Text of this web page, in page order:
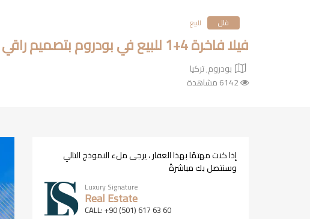
فلل للبيع
فيلا فاخرة 4+1 للبيع في بودروم بتصميم راقي وإطلالة ساحرة
بودروم٬ تركيا
إذا كنت مهتمًا بهذا العقار ، يرجى ملء النموذج التالي
وسنتصل بك مباشرةً
Luxury Signature
Real Estate
CALL: +90 (501) 617 63 60